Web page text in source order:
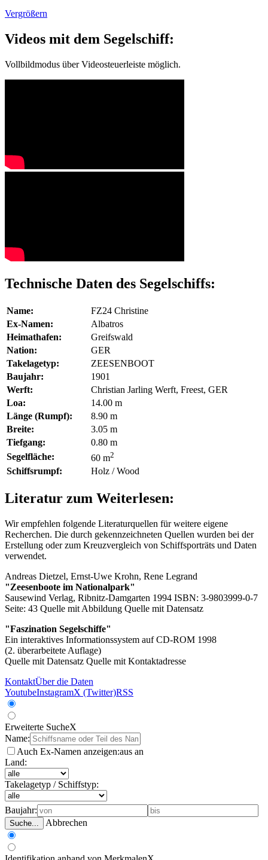
Vergrößern
Videos mit dem Segelschiff:
Vollbildmodus über Videosteuerleiste möglich.
Technische Daten des Segelschiffs:
Name:
FZ24 Christine
Ex-Namen:
Albatros
Heimathafen:
Greifswald
Nation:
GER
Takelagetyp:
ZEESENBOOT
Baujahr:
1901
Werft:
Christian Jarling Werft, Freest, GER
Loa:
14.00 m
Länge (Rumpf):
8.90 m
Breite:
3.05 m
Tiefgang:
0.80 m
Segelfläche:
60 m2
Schiffsrumpf: Holz / Wood
Literatur zum Weiterlesen:
Wir empfehlen folgende Literaturquellen für weitere eigene
Recherchen. Die durch gekennzeichneten Quellen wurden bei der
Erstellung oder zum Kreuzvergleich von Schiffsporträts und Daten
verwendet.
Andreas Dietzel, Ernst-Uwe Krohn, Rene Legrand
"Zeesenboote im Nationalpark"
Sausewind Verlag, Ribnitz-Damgarten 1994 ISBN: 3-9803999-0-7
Seite: 43 Quelle mit Abbildung Quelle mit Datensatz
"Faszination Segelschiffe"
Ein interaktives Informationssystem auf CD-ROM 1998
(2. überarbeitete Auflage)
Quelle mit Datensatz Quelle mit Kontaktadresse
KontaktÜber die Daten
YoutubeInstagramX (Twitter)RSS
Erweiterte SucheX
Name:
Auch Ex-Namen anzeigen:aus an
Land:
Takelagetyp / Schiffstyp:
Baujahr:
Suche... Abbrechen